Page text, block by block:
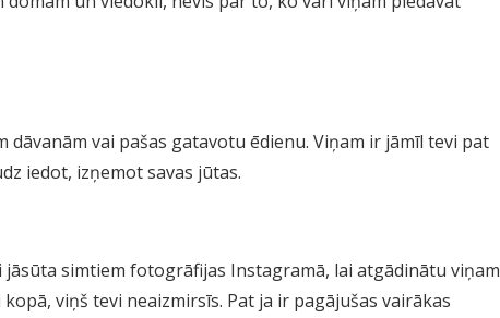
vai pašas gatavotu ēdienu. Viņam ir jāmīl tevi pat
iedot, izņemot savas jūtas.
jāsūta simtiem fotogrāfijas Instagramā, lai atgādinātu viņam
viņš tevi neaizmirsīs. Pat ja ir pagājušas vairākas